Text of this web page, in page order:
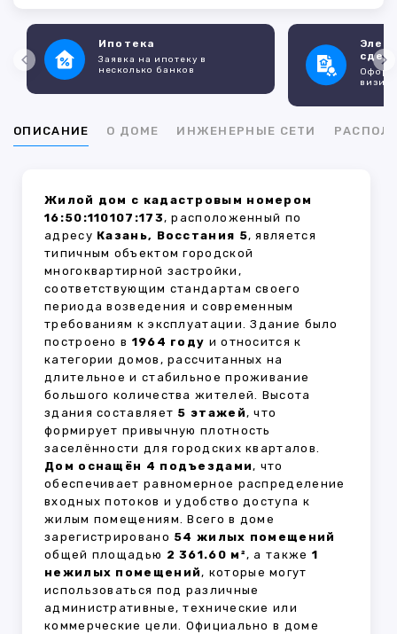
Ипотека
Заявка на ипотеку в
несколько банков
ОПИСАНИЕ О ДОМЕ ИНЖЕНЕРНЫЕ СЕТИ
Жилой дом с кадастровым номером
16:50:110107:173, расположенный по
адресу Казань, Восстания 5, является
типичным объектом городской
многоквартирной застройки,
соответствующим стандартам своего
периода возведения и современным
требованиям к эксплуатации. Здание было
построено в 1964 году и относится к
категории домов, рассчитанных на
длительное и стабильное проживание
большого количества жителей. Высота
здания составляет 5 этажей, что
формирует привычную плотность
заселённости для городских кварталов.
Дом оснащён 4 подъездами, что
обеспечивает равномерное распределение
входных потоков и удобство доступа к
жилым помещениям. Всего в доме
зарегистрировано 54 жилых помещений
общей площадью 2 361.60 м², а также 1
нежилых помещений, которые могут
использоваться под различные
административные, технические или
коммерческие цели. Официально в доме